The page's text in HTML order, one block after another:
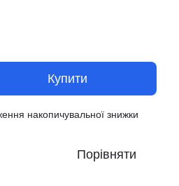
Купити
накопичувальної знижки
Порівняти